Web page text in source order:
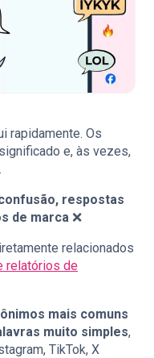
rapidamente. Os
e, às vezes,
respostas
de marca ❌
relacionados
relatórios de
mais comuns
muito simples,
TikTok, X